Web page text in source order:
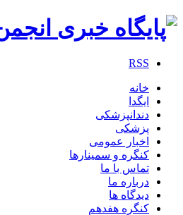
RSS
خانه
ایگدا
دندانپزشکی
پزشکی
اخبار عمومی
کنگره و سمینارها
تماس با ما
درباره ما
دیدگاه ها
کنگره هفدهم